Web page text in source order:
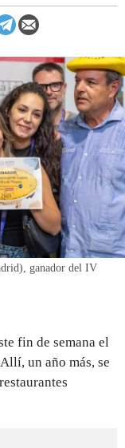
ganador del IV
fin de semana el
un año más, se